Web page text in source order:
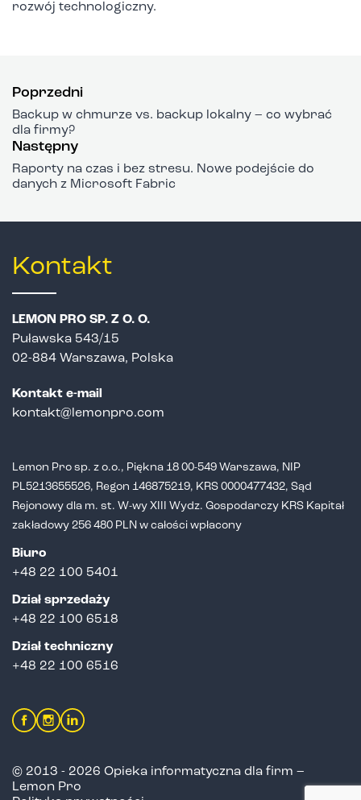
rozwój technologiczny.
Poprzedni
Backup w chmurze vs. backup lokalny – co wybrać
dla firmy?
Następny
Raporty na czas i bez stresu. Nowe podejście do
danych z Microsoft Fabric
Kontakt
LEMON PRO SP. Z O. O.
Puławska 543/15
02-884 Warszawa, Polska
Kontakt e-mail
kontakt@lemonpro.com
Lemon Pro sp. z o.o., Piękna 18 00-549 Warszawa, NIP
PL5213655526, Regon 146875219, KRS 0000477432, Sąd
Rejonowy dla m. st. W-wy XIII Wydz. Gospodarczy KRS Kapitał
zakładowy 256 480 PLN w całości wpłacony
Biuro
+48 22 100 5401
Dział sprzedaży
+48 22 100 6518
Dział techniczny
+48 22 100 6516
© 2013 - 2026 Opieka informatyczna dla firm –
Lemon Pro